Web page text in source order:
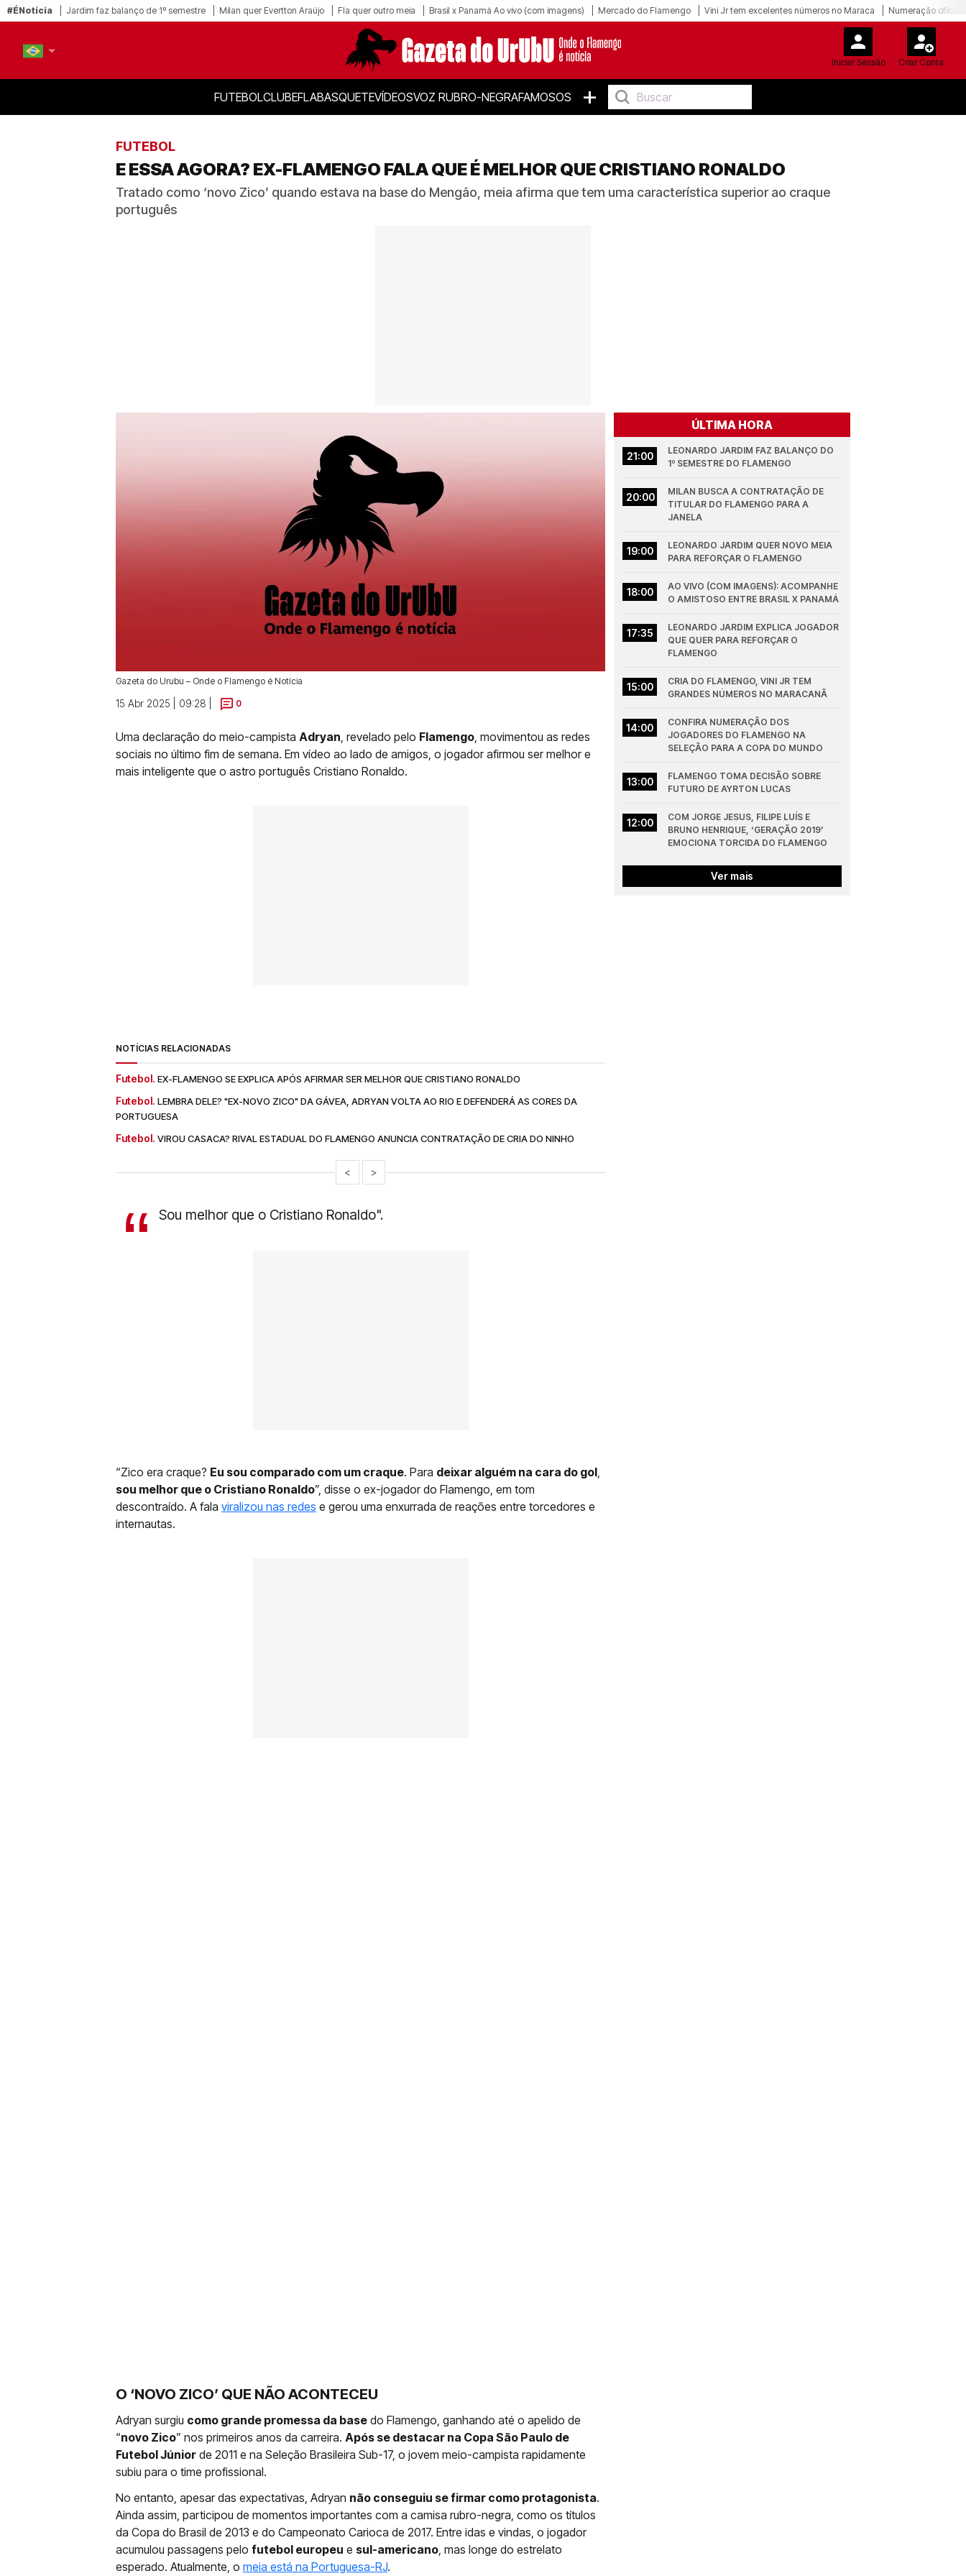
#ÉNotícia Jardim faz balanço de 1º semestre Milan quer Evertton Araújo Fla quer outro meia Brasil x Panamá Ao vivo (com imagens) Mercado do Flamengo Vini Jr tem excelentes números no Maraca Numeração oficial
Iniciar Sessão Criar Conta
FUTEBOLCLUBEFLABASQUETEVÍDEOSVOZ RUBRO-NEGRAFAMOSOS +
FUTEBOL
E ESSA AGORA? EX-FLAMENGO FALA QUE É MELHOR QUE CRISTIANO RONALDO
Tratado como ‘novo Zico’ quando estava na base do Mengão, meia afirma que tem uma característica superior ao craque
português
Gazeta do Urubu – Onde o Flamengo é Notícia
15 Abr 2025 | 09:28 | 0
Uma declaração do meio-campista Adryan, revelado pelo Flamengo, movimentou as redes
sociais no último fim de semana. Em vídeo ao lado de amigos, o jogador afirmou ser melhor e
mais inteligente que o astro português Cristiano Ronaldo.
NOTÍCIAS RELACIONADAS
Futebol. EX-FLAMENGO SE EXPLICA APÓS AFIRMAR SER MELHOR QUE CRISTIANO RONALDO
Futebol. LEMBRA DELE? "EX-NOVO ZICO" DA GÁVEA, ADRYAN VOLTA AO RIO E DEFENDERÁ AS CORES DA
PORTUGUESA
Futebol. VIROU CASACA? RIVAL ESTADUAL DO FLAMENGO ANUNCIA CONTRATAÇÃO DE CRIA DO NINHO
< >
Sou melhor que o Cristiano Ronaldo".
“Zico era craque? Eu sou comparado com um craque. Para deixar alguém na cara do gol,
sou melhor que o Cristiano Ronaldo”, disse o ex-jogador do Flamengo, em tom
descontraído. A fala viralizou nas redes e gerou uma enxurrada de reações entre torcedores e
internautas.
O ‘NOVO ZICO’ QUE NÃO ACONTECEU
Adryan surgiu como grande promessa da base do Flamengo, ganhando até o apelido de
“novo Zico” nos primeiros anos da carreira. Após se destacar na Copa São Paulo de
Futebol Júnior de 2011 e na Seleção Brasileira Sub-17, o jovem meio-campista rapidamente
subiu para o time profissional.
No entanto, apesar das expectativas, Adryan não conseguiu se firmar como protagonista.
Ainda assim, participou de momentos importantes com a camisa rubro-negra, como os títulos
da Copa do Brasil de 2013 e do Campeonato Carioca de 2017. Entre idas e vindas, o jogador
acumulou passagens pelo futebol europeu e sul-americano, mas longe do estrelato
esperado. Atualmente, o meia está na Portuguesa-RJ.
ÚLTIMA HORA
21:00
LEONARDO JARDIM FAZ BALANÇO DO
1º SEMESTRE DO FLAMENGO
20:00
MILAN BUSCA A CONTRATAÇÃO DE
TITULAR DO FLAMENGO PARA A
JANELA
19:00
LEONARDO JARDIM QUER NOVO MEIA
PARA REFORÇAR O FLAMENGO
18:00
AO VIVO (COM IMAGENS): ACOMPANHE
O AMISTOSO ENTRE BRASIL X PANAMÁ
17:35
LEONARDO JARDIM EXPLICA JOGADOR
QUE QUER PARA REFORÇAR O
FLAMENGO
15:00
CRIA DO FLAMENGO, VINI JR TEM
GRANDES NÚMEROS NO MARACANÃ
14:00
CONFIRA NUMERAÇÃO DOS
JOGADORES DO FLAMENGO NA
SELEÇÃO PARA A COPA DO MUNDO
13:00
FLAMENGO TOMA DECISÃO SOBRE
FUTURO DE AYRTON LUCAS
12:00
COM JORGE JESUS, FILIPE LUÍS E
BRUNO HENRIQUE, ‘GERAÇÃO 2019’
EMOCIONA TORCIDA DO FLAMENGO
Ver mais